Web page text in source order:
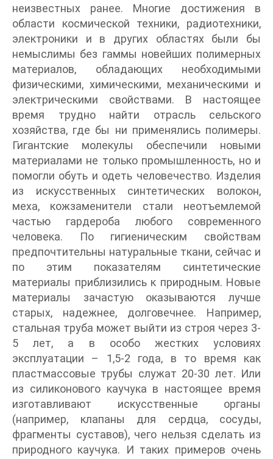
неизвестных ранее. Многие достижения в
области космической техники, радиотехники,
электроники и в других областях были бы
немыслимы без гаммы новейших полимерных
материалов, обладающих необходимыми
физическими, химическими, механическими и
электрическими свойствами. В настоящее
время трудно найти отрасль сельского
хозяйства, где бы ни применялись полимеры.
Гигантские молекулы обеспечили новыми
материалами не только промышленность, но и
помогли обуть и одеть человечество. Изделия
из искусственных синтетических волокон,
меха, кожзаменители стали неотъемлемой
частью гардероба любого современного
человека. По гигиеническим свойствам
предпочтительны натуральные ткани, сейчас и
по этим показателям синтетические
материалы приблизились к природным. Новые
материалы зачастую оказываются лучше
старых, надежнее, долговечнее. Например,
стальная труба может выйти из строя через 3-
5 лет, а в особо жестких условиях
эксплуатации – 1,5-2 года, в то время как
пластмассовые трубы служат 20-30 лет. Или
из силиконового каучука в настоящее время
изготавливают искусственные органы
(например, клапаны для сердца, сосуды,
фрагменты суставов), чего нельзя сделать из
природного каучука. И таких примеров очень